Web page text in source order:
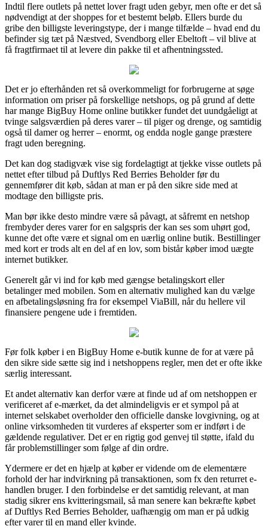
Indtil flere outlets på nettet lover fragt uden gebyr, men ofte er det så
nødvendigt at der shoppes for et bestemt beløb. Ellers burde du
gribe den billigste leveringstype, der i mange tilfælde – hvad end du
befinder sig tæt på Næstved, Svendborg eller Ebeltoft – vil blive at
få fragtfirmaet til at levere din pakke til et afhentningssted.
Det er jo efterhånden ret så overkommeligt for forbrugerne at søge
information om priser på forskellige netshops, og på grund af dette
har mange BigBuy Home online butikker fundet det uundgåeligt at
tvinge salgsværdien på deres varer – til piger og drenge, og samtidig
også til damer og herrer – enormt, og endda nogle gange præstere
fragt uden beregning.
Det kan dog stadigvæk vise sig fordelagtigt at tjekke visse outlets på
nettet efter tilbud på Duftlys Red Berries Beholder før du
gennemfører dit køb, sådan at man er på den sikre side med at
modtage den billigste pris.
Man bør ikke desto mindre være så påvagt, at såfremt en netshop
frembyder deres varer for en salgspris der kan ses som uhørt god,
kunne det ofte være et signal om en uærlig online butik. Bestillinger
med kort er trods alt en del af en lov, som bistår køber imod uægte
internet butikker.
Generelt går vi ind for køb med gængse betalingskort eller
betalinger med mobilen. Som en alternativ mulighed kan du vælge
en afbetalingsløsning fra for eksempel ViaBill, når du hellere vil
finansiere pengene ude i fremtiden.
Før folk køber i en BigBuy Home e-butik kunne de for at være på
den sikre side sætte sig ind i netshoppens regler, men det er ofte ikke
særlig interessant.
Et andet alternativ kan derfor være at finde ud af om netshoppen er
verificeret af e-mærket, da det almindeligvis er et sympol på at
internet selskabet overholder den officielle danske lovgivning, og at
online virksomheden tit vurderes af eksperter som er indført i de
gældende regulativer. Det er en rigtig god genvej til støtte, ifald du
får problemstillinger som følge af din ordre.
Ydermere er det en hjælp at køber er vidende om de elementære
forhold der har indvirkning på transaktionen, som fx den returret e-
handlen bruger. I den forbindelse er det samtidig relevant, at man
stadig sikrer ens kvitteringsmail, så man senere kan bekræfte købet
af Duftlys Red Berries Beholder, uafhængig om man er på udkig
efter varer til en mand eller kvinde.